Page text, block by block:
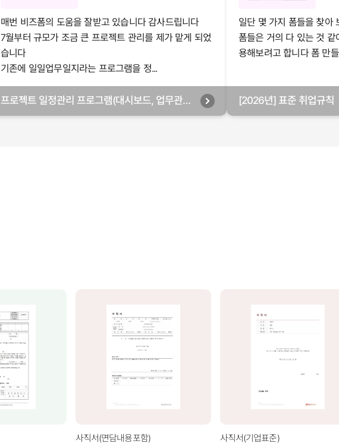
매번 비즈폼의 도움을 잘받고 있습니다 감사드립니다
7월부터 규모가 조금 큰 프로젝트 관리를 제가 맡게 되었
습니다
기존에 일일업무일지라는 프로그램을 정...
프로젝트 일정관리 프로그램(대시보드, 업무관리,
일단 몇 가지 폼들을 찾아
폼들은 거의 다 있는 것 같
용해보려고 합니다 폼 만
[2026년] 표준 취업규칙
사직서(면담내용포함) 사직서(기업표준)